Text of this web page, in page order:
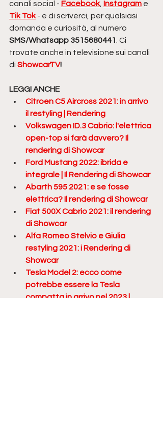
canali social - Facebook, Instagram e
Tik Tok - e di scriverci, per qualsiasi
domanda e curiosità, al numero
SMS/Whatsapp 3515680441 . Ci
trovate anche in televisione sui canali
di ShowcarTV!
LEGGI ANCHE
Citroen C5 Aircross 2021: in arrivo
il restyling | Rendering
Volkswagen ID.3 Cabrio: l'elettrica
open-top si farà davvero? Il
rendering di Showcar
Ford Mustang 2022: ibrida e
integrale | Il Rendering di Showcar
Abarth 595 2021: e se fosse
elettrica? Il rendering di Showcar
Fiat 500X Cabrio 2021: il rendering
di Showcar
Alfa Romeo Stelvio e Giulia
restyling 2021: i Rendering di
Showcar
Tesla Model 2: ecco come
potrebbe essere la Tesla
compatta in arrivo nel 2023 |